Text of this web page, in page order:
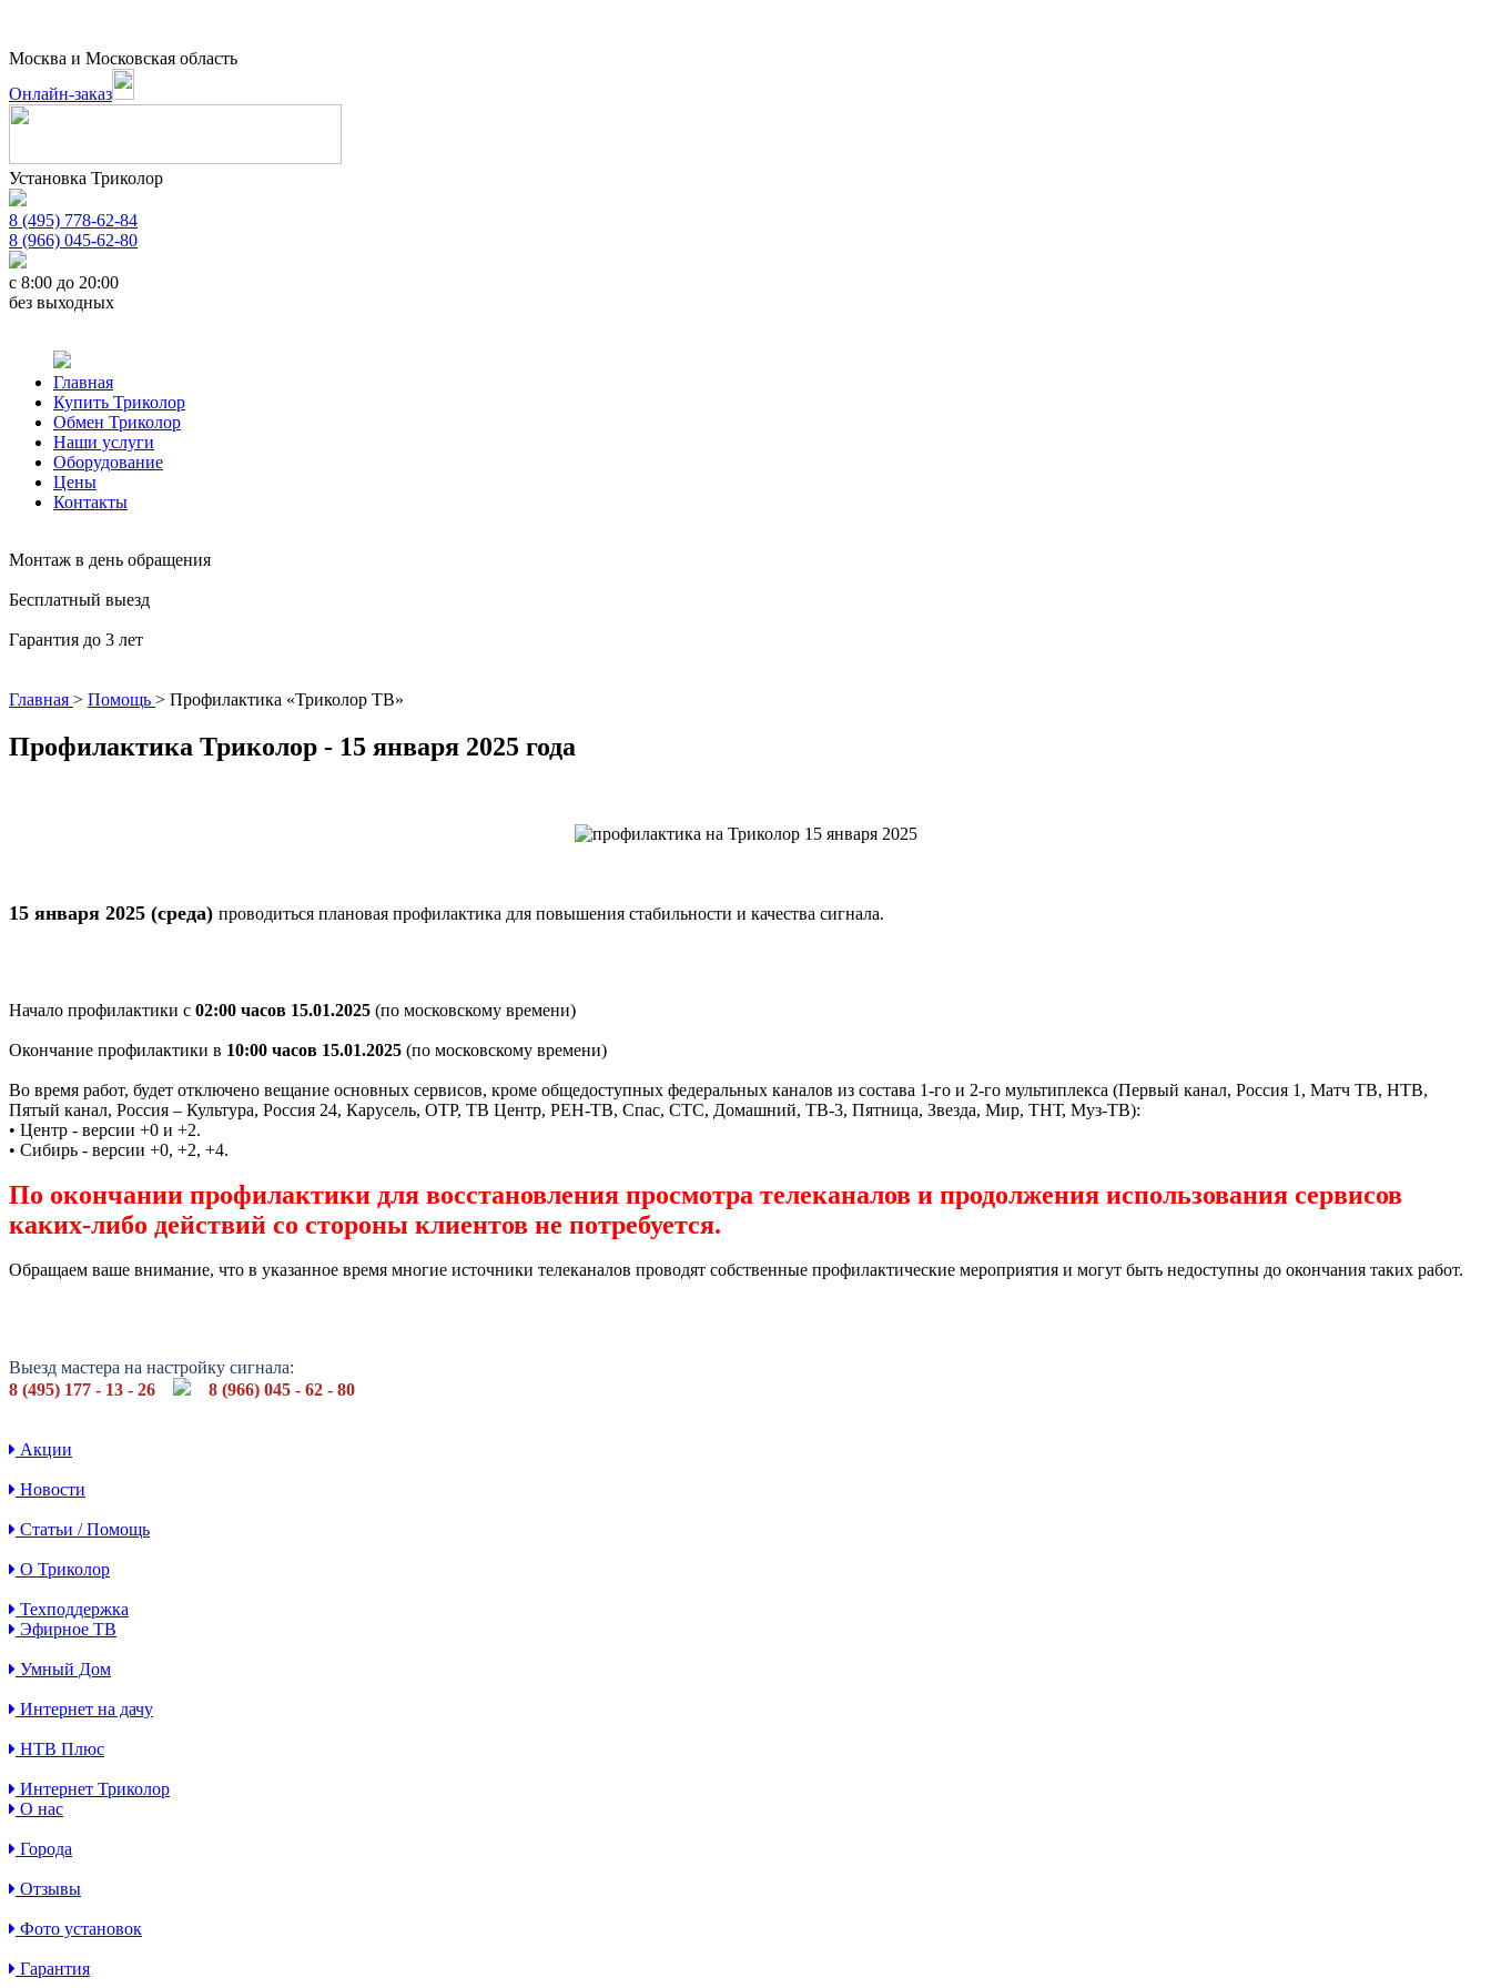
Москва и Московская область
Онлайн-заказ
Установка Триколор
8 (495) 778-62-84
8 (966) 045-62-80
c 8:00 до 20:00
без выходных
Главная
Купить Триколор
Обмен Триколор
Наши услуги
Оборудование
Цены
Контакты
Монтаж в день обращения
Бесплатный выезд
Гарантия до 3 лет
Главная > Помощь > Профилактика «Триколор ТВ»
Профилактика Триколор - 15 января 2025 года
15 января 2025 (среда) проводиться плановая профилактика для повышения стабильности и качества сигнала.
Начало профилактики с 02:00 часов 15.01.2025 (по московскому времени)
Окончание профилактики в 10:00 часов 15.01.2025 (по московскому времени)
Во время работ, будет отключено вещание основных сервисов, кроме общедоступных федеральных каналов из состава 1-го и 2-го мультиплекса (Первый канал, Россия 1, Матч ТВ, НТВ,
Пятый канал, Россия – Культура, Россия 24, Карусель, ОТР, ТВ Центр, РЕН-ТВ, Спас, СТС, Домашний, ТВ-3, Пятница, Звезда, Мир, ТНТ, Муз-ТВ):
• Центр - версии +0 и +2.
• Сибирь - версии +0, +2, +4.
По окончании профилактики для восстановления просмотра телеканалов и продолжения использования сервисов
каких-либо действий со стороны клиентов не потребуется.
Обращаем ваше внимание, что в указанное время многие источники телеканалов проводят собственные профилактические мероприятия и могут быть недоступны до окончания таких работ.
Выезд мастера на настройку сигнала:
8 (495) 177 - 13 - 26
8 (966) 045 - 62 - 80
Акции
Новости
Статьи / Помощь
О Триколор
Техподдержка
Эфирное ТВ
Умный Дом
Интернет на дачу
НТВ Плюс
Интернет Триколор
О нас
Города
Отзывы
Фото установок
Гарантия